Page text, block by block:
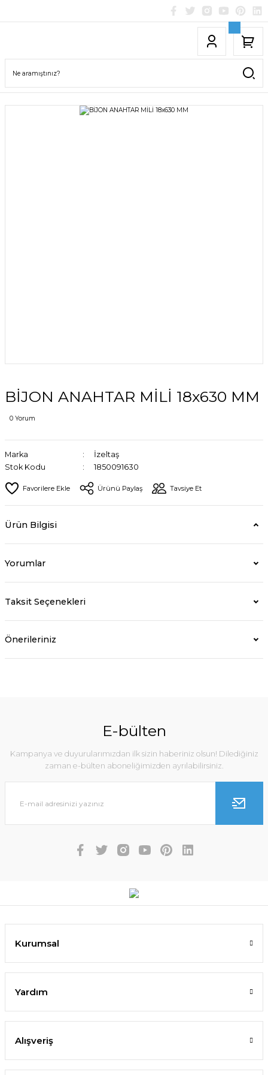
BİJON ANAHTAR MİLİ 18x630 MM
0 Yorum
Marka
İzeltaş
Stok Kodu
1850091630
Ürünü Paylaş Tavsiye Et
Ürün Bilgisi
Yorumlar
Taksit Seçenekleri
Önerileriniz
E-bülten
Kampanya ve duyurularımızdan ilk sizin haberiniz olsun! Dilediğiniz
zaman e-bülten aboneliğimizden ayrılabilirsiniz.
Kurumsal
Yardım
Alışveriş